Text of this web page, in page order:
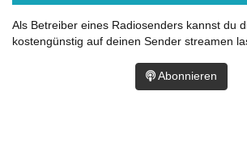
Als Betreiber eines Radiosenders kannst du
kostengünstig auf deinen Sender streamen
Abonnieren